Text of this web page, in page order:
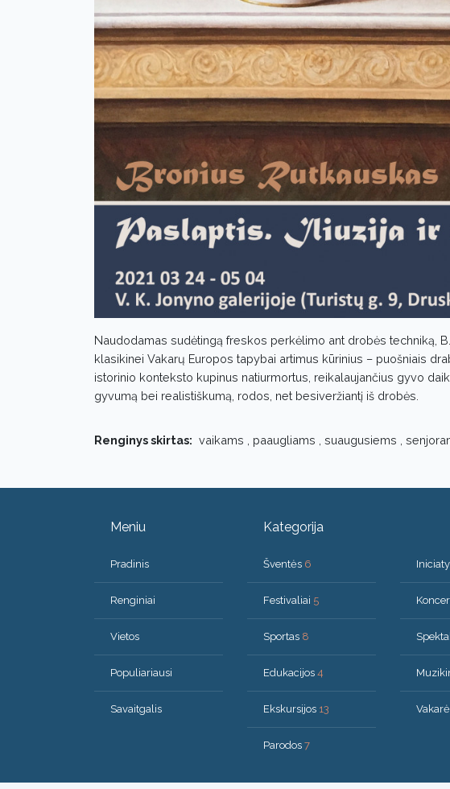
Naudodamas sudėtingą freskos perkėlimo ant drobės techniką,
klasikinei Vakarų Europos tapybai artimus kūrinius – puošniais
istorinio konteksto kupinus natiurmortus, reikalaujančius gyvo
gyvumą bei realistiškumą, rodos, net besiveržiantį iš drobės.
Renginys skirtas: vaikams , paaugliams , suaugusiems ,
Meniu
Pradinis
Renginiai
Vietos
Populiariausi
Savaitgalis
Kategorija
Šventės 6
Festivaliai 5
Sportas 8
Edukacijos 4
Ekskursijos 13
Parodos 7